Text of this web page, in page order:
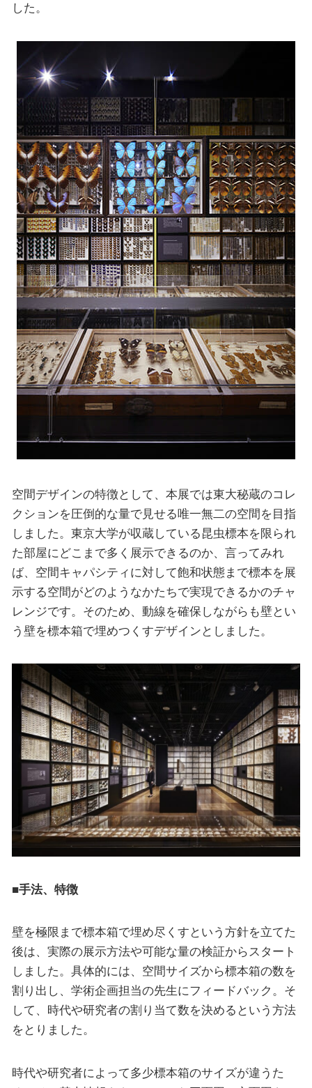
した。
空間デザインの特徴として、本展では東大秘蔵のコレ
クションを圧倒的な量で見せる唯一無二の空間を目指
しました。東京大学が収蔵している昆虫標本を限られ
た部屋にどこまで多く展示できるのか、言ってみれ
ば、空間キャパシティに対して飽和状態まで標本を展
示する空間がどのようなかたちで実現できるかのチャ
レンジです。そのため、動線を確保しながらも壁とい
う壁を標本箱で埋めつくすデザインとしました。
■手法、特徴
壁を極限まで標本箱で埋め尽くすという方針を立てた
後は、実際の展示方法や可能な量の検証からスタート
しました。具体的には、空間サイズから標本箱の数を
割り出し、学術企画担当の先生にフィードバック。そ
して、時代や研究者の割り当て数を決めるという方法
をとりました。
時代や研究者によって多少標本箱のサイズが違うた